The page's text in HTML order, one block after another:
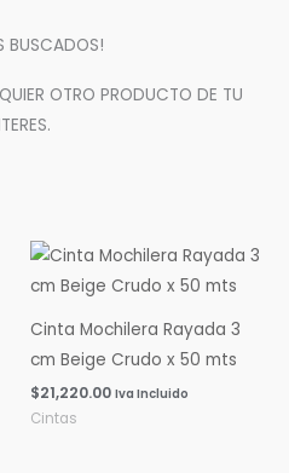
BUSCADOS!
OTRO PRODUCTO DE TU
Cinta Mochilera Rayada 3
cm Beige Crudo x 50 mts
$21,220.00 Iva Incluido
Cintas